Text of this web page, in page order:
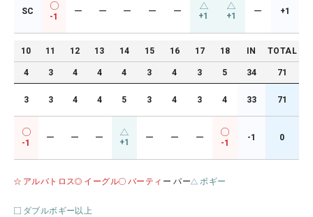
SC
-1
ー ー ー ー ー +1 +1 ー +1
10 11 12 13 14 15 16 17 18 IN TOTAL
4 3 4 4 4 3 4 3 5 34 71
3 3 4 4 5 3 4 3 4 33 71
-1
ー ー ー +1 ー ー ー
-1
-1 0
アルバトロス イーグル バーティ ー パー ボギー
ダブルボギー以上